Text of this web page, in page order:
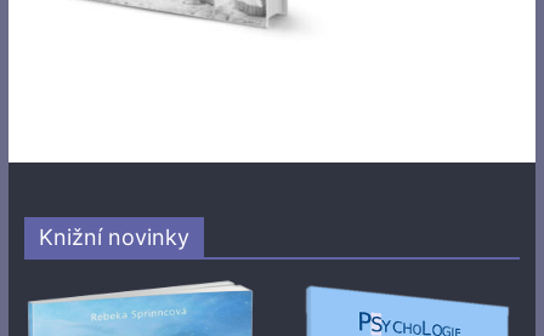
Knižní novinky